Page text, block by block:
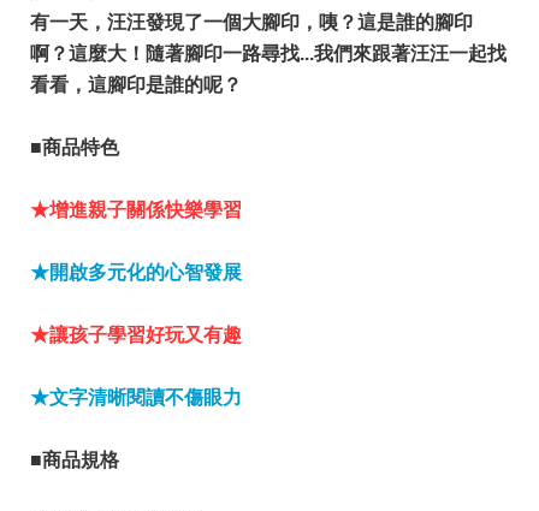
有一天，汪汪發現了一個大腳印，咦？這是誰的腳印
啊？這麼大！隨著腳印一路尋找...我們來跟著汪汪一起找
看看，這腳印是誰的呢？
■商品特色
★增進親子關係快樂學習
★開啟多元化的心智發展
★讓孩子學習好玩又有趣
★文字清晰閱讀不傷眼力
■商品規格